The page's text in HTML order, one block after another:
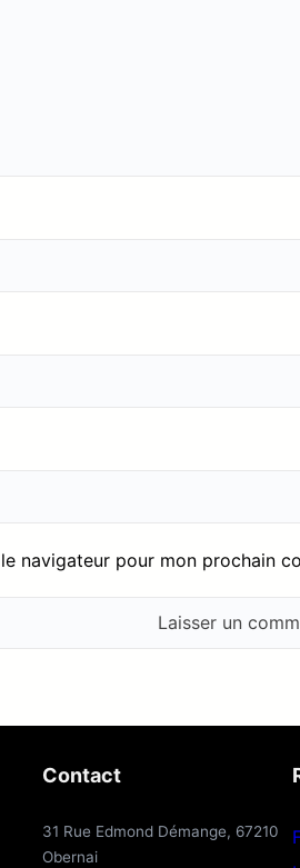
navigateur pour mon prochain
Contact
31 Rue Edmond Démange, 67210
Obernai